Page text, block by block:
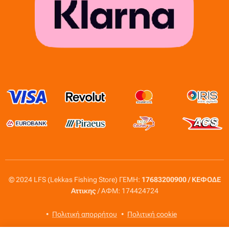
© 2024 LFS (Lekkas Fishing Store) ΓΕΜΗ: 17683200900 / ΚΕΦΟΔΕ
Αττικης/ ΑΦΜ: 174424724
Πολιτική απορρήτου Πολιτική cookie